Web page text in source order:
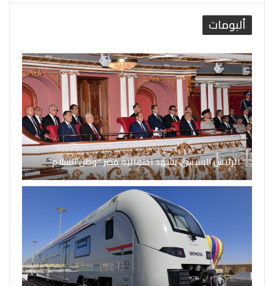
ألبومات
الرئيس السيسي يشهد احتفالية مصر “وطن السلام”